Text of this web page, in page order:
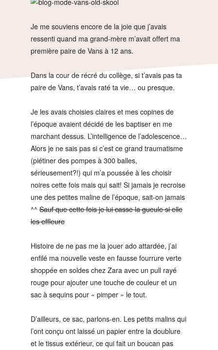
Je me souviens encore de la joie que j’avais
ressenti quand ma grand-mère m’avait offert ma
première paire de Vans à 12 ans.
Dans la cour de récré du collège, si t’avais pas ta
paire de Vans, t’avais raté ta vie… ou presque.
Je les avais choisies claires et mes copines de
l’époque avaient décidé de les baptiser en me
marchant dessus. L’intelligence de l’adolescence…
Alors je ne sais pas si c’est ce grand traumatisme
(piétiner des pompes à 300 balles,
sérieusement?!) qui m’a poussée à les choisir
noires cette fois mais qui sait! Si jamais je recroise
une des petites maline de l’époque, sait-on jamais
^^Sauf que cette fois je lui casse la gueule si elle
les effleure
Histoire de ne pas me la jouer ado attardée, j’ai
enfilé ma nouvelle veste en fausse fourrure verte
shoppée en soldes chez Zara avec un pull rayé
rouge pour ajouter une touche de couleur et un
sac à sequins pour « pimper » le tout.
D’ailleurs, ce sac, parlons-en. Les petits malins qui
l’ont conçu ont laissé un papier entre la doublure
et le tissus extérieur, ce qui fait un boucan pas